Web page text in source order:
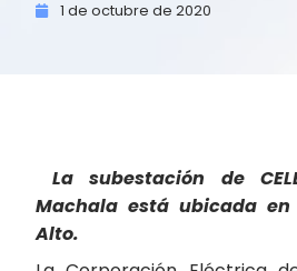
1 de octubre de 2020
La subestación de
Machala está ubicada
Alto.